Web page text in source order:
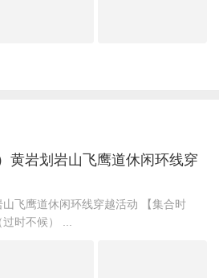
黄岩划岩山飞鹰道休闲环线穿
飞鹰道休闲环线穿越活动 【集合时
时不候） ...